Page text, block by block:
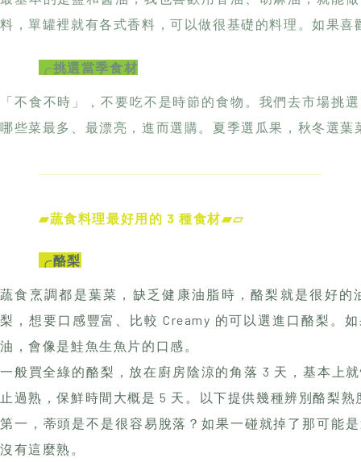
▰蔬食料理最好用的 3 種食材▰▱
╭酪梨
油，會像是鮭魚生魚片的口感。
止過熟，保鮮時間大概是 5 天。以下提供幾種辨別酪梨熟
第一，蒂頭是不是很容易脫落？如果一碰就掉了那可能
沒有這麼熟。
第二，用點力道去捏它。酪梨的頭和尾會是最容易熟的
個部位捏起來的感覺都是相近的，代表已經接近熟的狀態
第三，用顏色判斷不太準，因為這跟保存有關。如果把
裡面還沒熟。所以酪梨不能放在太熱的地方，要保持通風